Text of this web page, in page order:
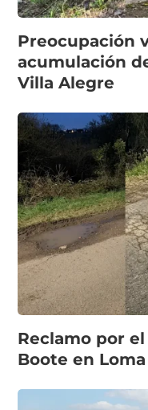
Preocupación
acumulación
Villa Alegre
Reclamo por
Boote en